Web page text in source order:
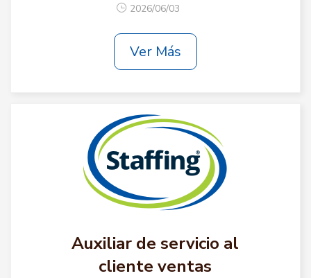
2026/06/03
Ver Más
Auxiliar de servicio al
cliente ventas